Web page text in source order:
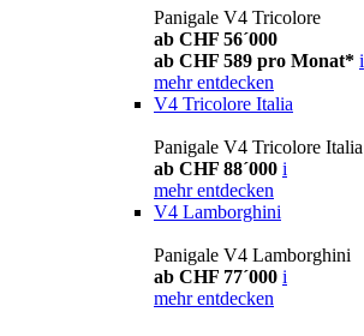
Panigale V4 Tricolore
ab CHF 56´000
ab CHF 589 pro Monat* i
mehr entdecken
V4 Tricolore Italia
Panigale V4 Tricolore Italia
ab CHF 88´000 i
mehr entdecken
V4 Lamborghini
Panigale V4 Lamborghini
ab CHF 77´000 i
mehr entdecken